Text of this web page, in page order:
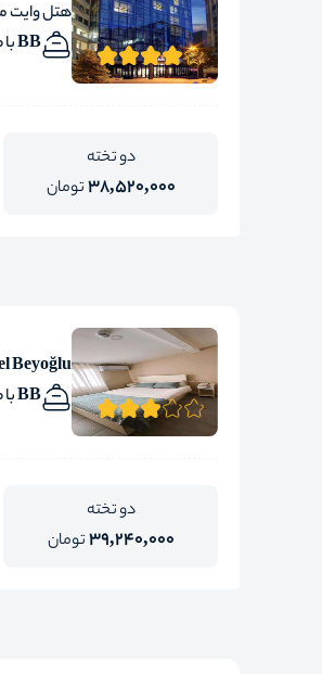
هتل وایت
BB با صبحانه
دو تخته
38,520,000تومان
Beyoğlu
BB با صبحانه
دو تخته
39,240,000تومان